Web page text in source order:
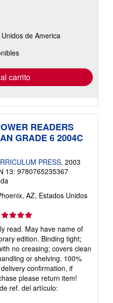
de America
carrito
READERS
GRADE 6 2004C
PRESS, 2003
13: 9780765235367
AZ, Estados Unidos
read. May have name of
edition. Binding tight;
no creasing; covers clean
or shelving. 100%
confirmation, if
please return item!
ref. del artículo: